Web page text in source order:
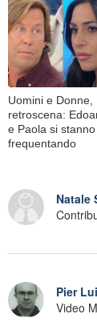
Uomini e Donne,
retroscena:
e Paola si stanno
frequentando
Natale
Pier
Video